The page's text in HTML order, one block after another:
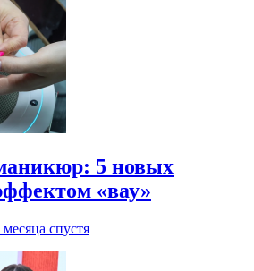
5 новых
«вау»
месяца спустя